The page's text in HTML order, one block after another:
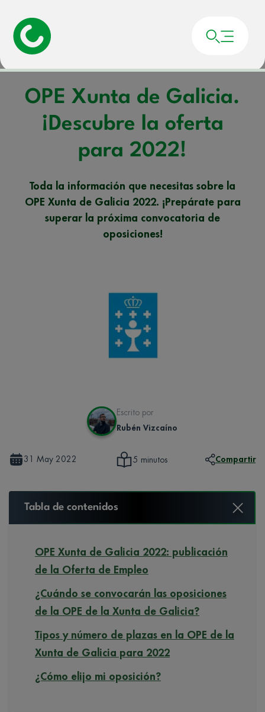
Portada»
OPE Xunta de Galicia.
¡Descubre la oferta
para 2022!
Toda la información que necesitas sobre la
OPE Xunta de Galicia 2022. ¡Prepárate para
superar la próxima convocatoria de
oposiciones!
Escrito por
Rubén Vizcaíno
31 May 2022 5 minutos Compartir
Tabla de contenidos
OPE Xunta de Galicia 2022: publicación
de la Oferta de Empleo
¿Cuándo se convocarán las oposiciones
de la OPE de la Xunta de Galicia?
Tipos y número de plazas en la OPE de la
Xunta de Galicia para 2022
¿Cómo elijo mi oposición?